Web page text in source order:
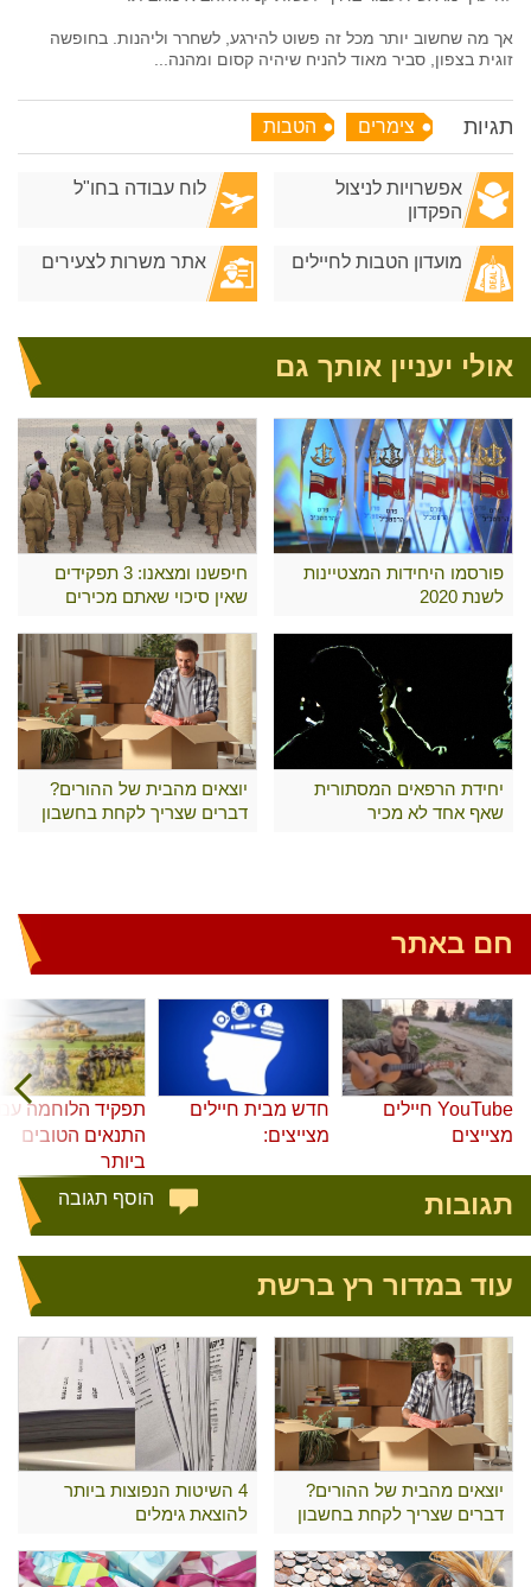
אך מה שחשוב יותר מכל זה פשוט להירגע, לשחרר וליהנות. בחופשה
זוגית בצפון, סביר מאוד להניח שיהיה קסום ומהנה...
תגיות צימרים הטבות
אפשרויות לניצול
הפקדון
לוח עבודה בחו"ל
מועדון הטבות לחיילים אתר משרות לצעירים
אולי יעניין אותך גם
פורסמו היחידות המצטיינות
לשנת 2020
חיפשנו ומצאנו: 3 תפקידים
שאין סיכוי שאתם מכירים
יחידת הרפאים המסתורית
שאף אחד לא מכיר
יוצאים מהבית של ההורים?
דברים שצריך לקחת בחשבון
חם באתר
YouTube חיילים
מצייצים
חדש מבית חיילים
מצייצים:
תפקיד הלוחמה
התנאים הטובים
ביותר
תגובות הוסף תגובה
עוד במדור רץ ברשת
יוצאים מהבית של ההורים?
דברים שצריך לקחת בחשבון
4 השיטות הנפוצות ביותר
להוצאת גימלים